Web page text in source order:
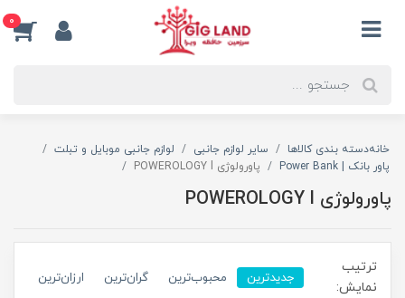
0
خانهدسته بندی کالاها سایر لوازم جانبی
لوازم جانبی موبایل و تبلت
پاور بانک | Power Bank
پاورولوژی POWEROLOGY l
پاورولوژی POWEROLOGY l
ترتیب
نمایش:
جدیدترین محبوب‌ترین گران‌ترین ارزان‌ترین